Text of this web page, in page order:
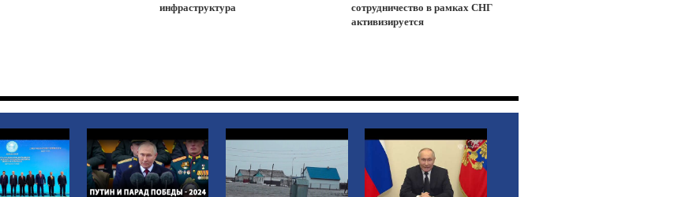
инфраструктура
сотрудничество в рамках СНГ
активизируется